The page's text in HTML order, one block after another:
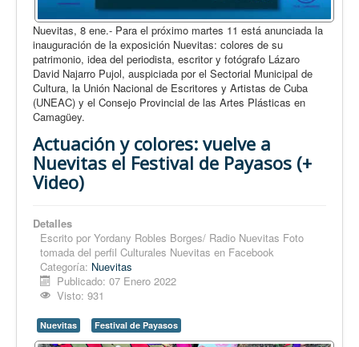
Nuevitas, 8 ene.- Para el próximo martes 11 está anunciada la
inauguración de la exposición Nuevitas: colores de su
patrimonio, idea del periodista, escritor y fotógrafo Lázaro
David Najarro Pujol, auspiciada por el Sectorial Municipal de
Cultura, la Unión Nacional de Escritores y Artistas de Cuba
(UNEAC) y el Consejo Provincial de las Artes Plásticas en
Camagüey.
Actuación y colores: vuelve a
Nuevitas el Festival de Payasos (+
Video)
Detalles
Escrito por Yordany Robles Borges/ Radio Nuevitas Foto
tomada del perfil Culturales Nuevitas en Facebook
Categoría: Nuevitas
Publicado: 07 Enero 2022
Visto: 931
Nuevitas Festival de Payasos